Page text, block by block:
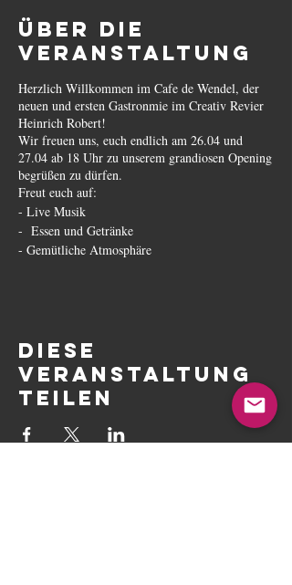
Über die
Veranstaltung
Herzlich Willkommen im Cafe de Wendel, der
neuen und ersten Gastronmie im Creativ Revier
Heinrich Robert!
Wir freuen uns, euch endlich am 26.04 und
27.04 ab 18 Uhr zu unserem grandiosen Opening
begrüßen zu dürfen.
Freut euch auf:
- Live Musik
- Essen und Getränke
- Gemütliche Atmosphäre
Diese
Veranstaltung
teilen